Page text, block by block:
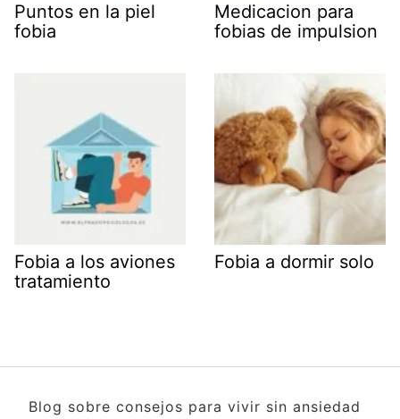
Puntos en la piel
fobia
Medicacion para
fobias de impulsion
Fobia a los aviones
tratamiento
Fobia a dormir solo
Blog sobre consejos para vivir sin ansiedad